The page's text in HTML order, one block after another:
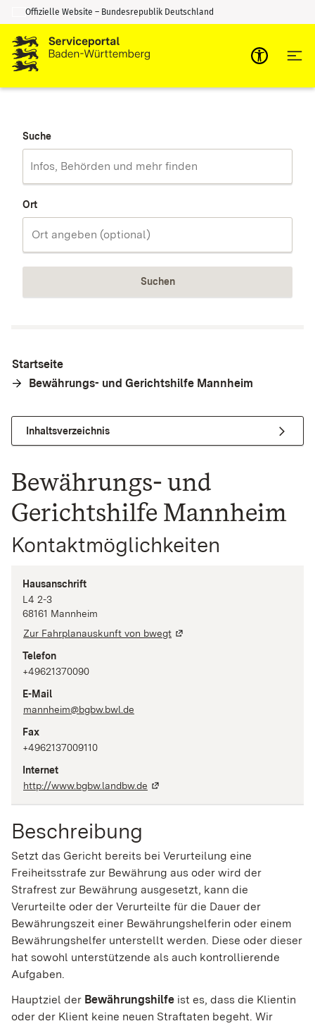
Zum Inhalt springen
Zur Suche springen
Offizielle Website – Bundesrepublik Deutschland
Suche
Ort
Suchen
Startseite
Bewährungs- und Gerichtshilfe Mannheim
Inhaltsverzeichnis
Bewährungs- und
Gerichtshilfe Mannheim
Kontaktmöglichkeiten
Hausanschrift
L4 2-3
68161 Mannheim
Zur Fahrplanauskunft von bwegt
Telefon
+49621370090
E-Mail
mannheim@bgbw.bwl.de
Fax
+4962137009110
Internet
http://www.bgbw.landbw.de
Beschreibung
Setzt das Gericht bereits bei Verurteilung eine
Freiheitsstrafe zur Bewährung aus oder wird der
Strafrest zur Bewährung ausgesetzt, kann die
Verurteilte oder der Verurteilte für die Dauer der
Bewährungszeit einer Bewährungshelferin oder einem
Bewährungshelfer unterstellt werden. Diese oder dieser
hat sowohl unterstützende als auch kontrollierende
Aufgaben.
Hauptziel der Bewährungshilfe ist es, dass die Klientin
oder der Klient keine neuen Straftaten begeht. Wir